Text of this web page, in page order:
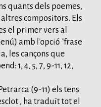
quants dels poemes,
compositors. Els
el primer vers al
amb l'opció "frase
les cançons que
1, 4, 5, 7, 9-11, 12,
(9-11) els tens
, ha traduït tot el